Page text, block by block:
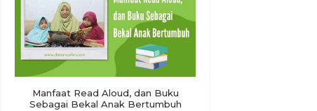
Manfaat Read Aloud, dan Buku
Sebagai Bekal Anak Bertumbuh